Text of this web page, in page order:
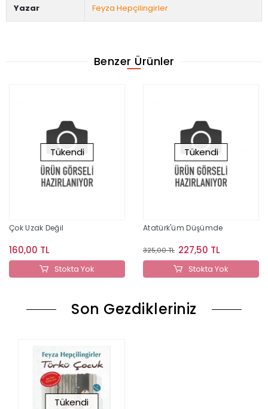
Yazar Feyza Hepçilingirler
Benzer Ürünler
Tükendi
Çok Uzak Değil
160,00 TL
Stokta Yok
Tükendi
Atatürk'üm Düşümde
325,00 TL 227,50 TL
Stokta Yok
Son Gezdikleriniz
Tükendi